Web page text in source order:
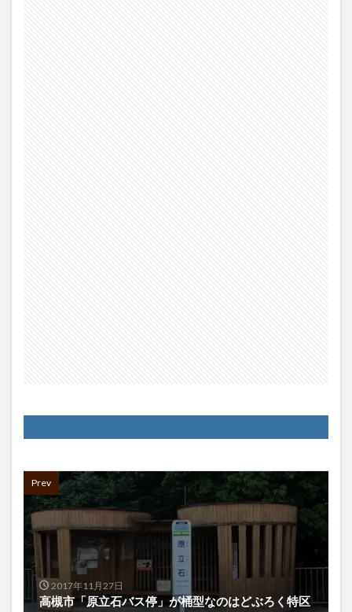
Prev
2017年11月27日
高槻市「原立石バス停」が桶型なのはどぶろく特区